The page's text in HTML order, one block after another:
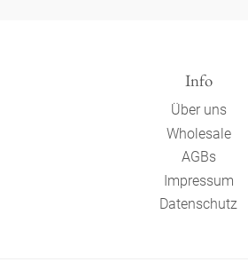
Info
Über uns
Wholesale
AGBs
Impressum
Datenschutz